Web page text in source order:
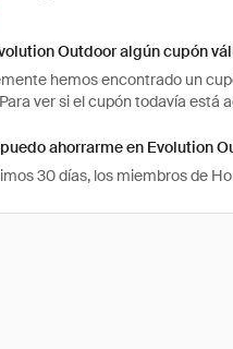
Outdoor algún cupón
hemos encontrado un
ver si el cupón todavía
ahorrarme en Evolution
30 días, los miembros de